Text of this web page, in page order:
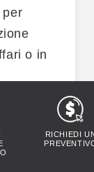
RICHIEDI
per
o in